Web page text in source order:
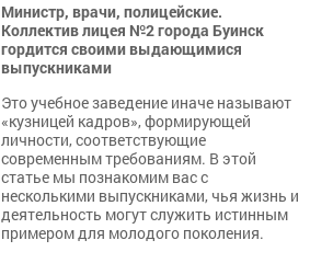
Министр, врачи, полицейские.
Коллектив лицея №2 города Буинск
гордится своими выдающимися
выпускниками
Это учебное заведение иначе называют
«кузницей кадров», формирующей
личности, соответствующие
современным требованиям. В этой
статье мы познакомим вас с
несколькими выпускниками, чья жизнь и
деятельность могут служить истинным
примером для молодого поколения.